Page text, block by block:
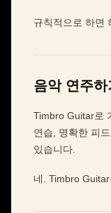
규칙적으로 하면
음악 연주하
Timbro Guitar로
연습, 명확한 피
있습니다.
네. Timbro